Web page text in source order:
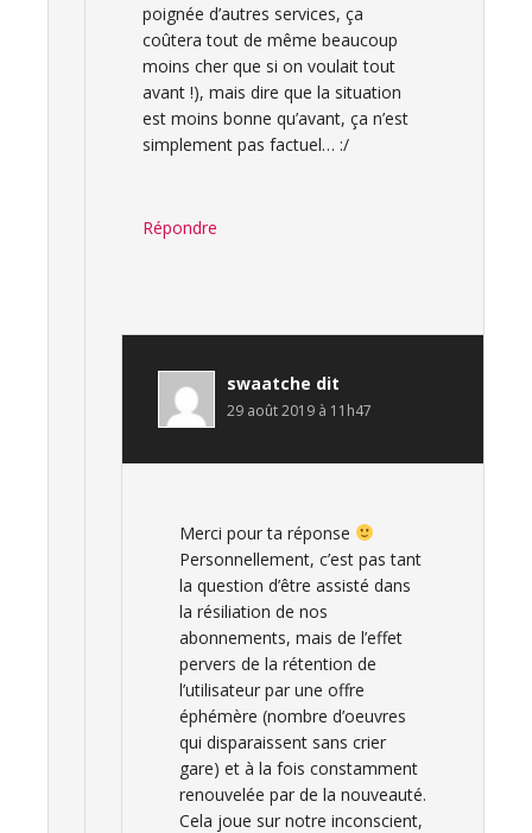
poignée d’autres services, ça
coûtera tout de même beaucoup
moins cher que si on voulait tout
avant !), mais dire que la situation
est moins bonne qu’avant, ça n’est
simplement pas factuel… :/
Répondre
swaatche dit
29 août 2019 à 11h47
Merci pour ta réponse
Personnellement, c’est pas tant
la question d’être assisté dans
la résiliation de nos
abonnements, mais de l’effet
pervers de la rétention de
l’utilisateur par une offre
éphémère (nombre d’oeuvres
qui disparaissent sans crier
gare) et à la fois constamment
renouvelée par de la nouveauté.
Cela joue sur notre inconscient,